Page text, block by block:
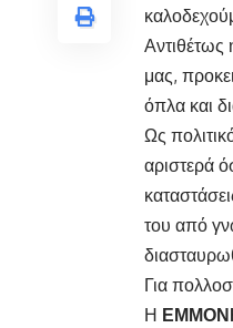
Αντιθέτως
μας,
όπλα και
Ως
αριστερά
του από
Για
Η